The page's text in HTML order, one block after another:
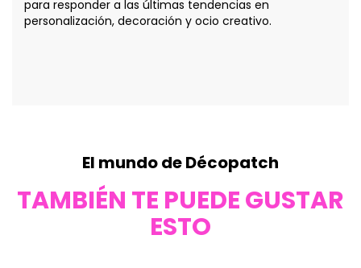
para responder a las últimas tendencias en
personalización, decoración y ocio creativo.
El mundo de Décopatch
TAMBIÉN TE PUEDE GUSTAR
ESTO